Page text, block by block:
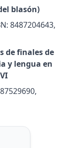
blasón)
8487204643,
de finales de
y lengua en